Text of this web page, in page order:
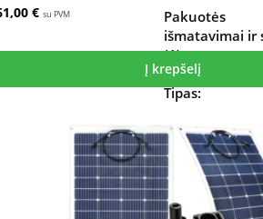
Pakuotės
išmatavimai ir
(1):
Tipas:
Rūšis:
CD-R / CD-RW
skaitymas:
€Current
is:
su PVM
Į krepšelį